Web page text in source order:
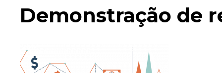
Demonstração de